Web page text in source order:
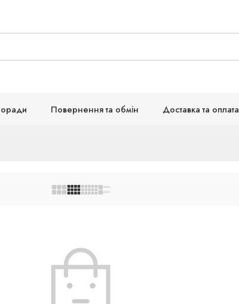
Повернення та обмін Доставка та оплата